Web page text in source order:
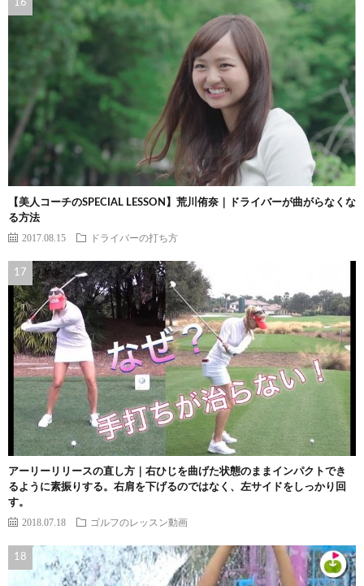
【美人コーチのSPECIAL LESSON】荒川侑奈｜ドライバーが曲がらなくな
る方法
2017.08.15 ドライバーの打ち方
アーリーリリースの直し方｜右ひじを曲げた状態のままインパクトでき
るように素振りする。右肩を下げるのではなく、左サイドをしっかり回
す。
2018.07.18 ゴルフのレッスン動画